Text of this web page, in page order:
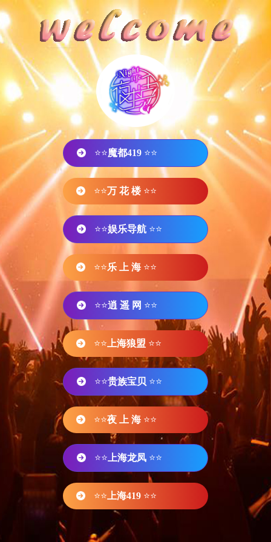
⭐⭐魔都419 ⭐⭐
⭐⭐万 花 楼 ⭐⭐
⭐⭐娱乐导航 ⭐⭐
⭐⭐乐 上 海 ⭐⭐
⭐⭐逍 遥 网 ⭐⭐
⭐⭐ 上海狼盟 ⭐⭐
⭐⭐贵族宝贝 ⭐⭐
⭐⭐夜 上 海 ⭐⭐
⭐⭐ 上海龙凤 ⭐⭐
⭐⭐ 上海419 ⭐⭐